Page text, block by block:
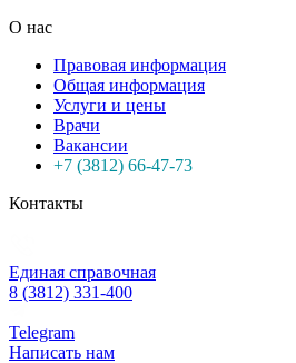
О нас
Правовая информация
Общая информация
Услуги и цены
Врачи
Вакансии
+7 (3812) 66-47-73
Контакты
Единая справочная
8 (3812) 331-400
Telegram
Написать нам